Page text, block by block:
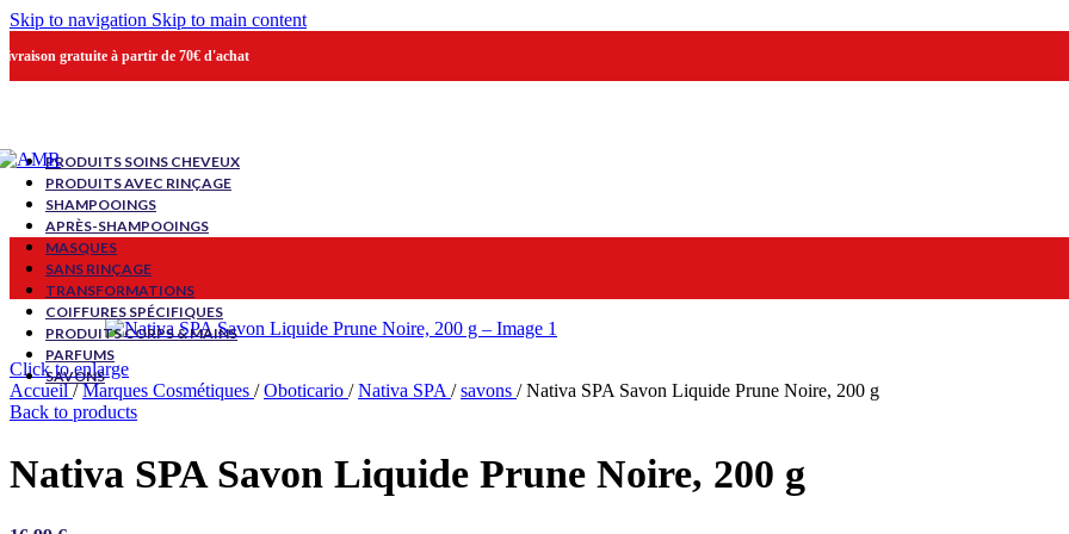
Skip to navigation Skip to main content
gratuite à partir de 70€ d'achat
PRODUITS SOINS CHEVEUX
PRODUITS AVEC RINÇAGE
SHAMPOOINGS
APRÈS-SHAMPOOINGS
MASQUES
SANS RINÇAGE
TRANSFORMATIONS
COIFFURES SPÉCIFIQUES
PRODUITS CORPS & MAINS
PARFUMS
SAVONS
Click to enlarge
Accueil/ Marques Cosmétiques / Oboticario / Nativa SPA / savons / Nativa SPA Savon Liquide Prune Noire, 200 g
Back to products
Nativa SPA Savon Liquide Prune Noire, 200 g